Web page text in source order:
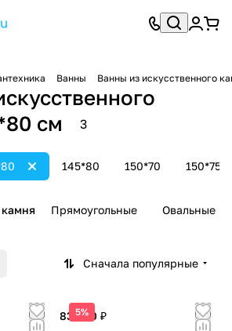
Ванны Ванны из искусственного
см
3
145*80 150*70 150*75
Прямоугольные Овальные
Сначала популярные
5%
83 000 ₽